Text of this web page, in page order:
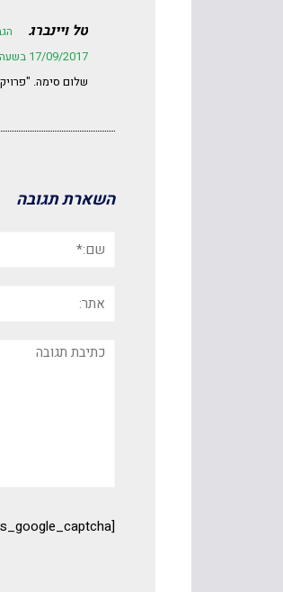
טל ויינברג
17/09/2017 בשעה 13:22
שלום סימה. "פרויקט
השארת תגובה
תגובה
[bws_google_captcha]